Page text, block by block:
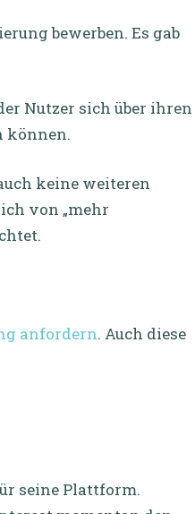
bewerben. Es gab
Nutzer sich über ihren
können.
keine weiteren
von „mehr
anfordern. Auch diese
seine Plattform.